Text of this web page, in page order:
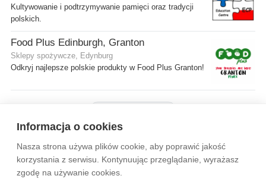
Informacja o cookies
Nasza strona używa plików cookie, aby poprawić jakość
korzystania z serwisu. Kontynuując przeglądanie, wyrażasz
zgodę na używanie cookies.
Kultywowanie i podtrzymywanie pamięci oraz tradycji
polskich.
Food Plus Edinburgh, Granton
Sklepy spożywcze, Edynburg
Odkryj najlepsze polskie produkty w Food Plus Granton!
Wytyczne dla społeczności Regulamin Prywatność
Reklama Kontakt